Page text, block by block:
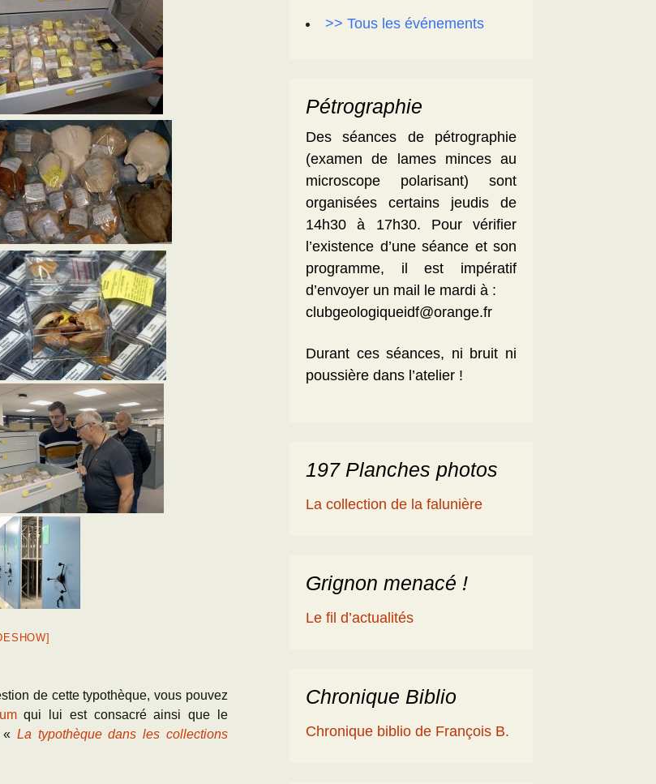
de cette typothèque, vous pouvez
qui lui est consacré ainsi que le
« La typothèque dans les collections
>> Tous les événements
Pétrographie
Des séances de pétrographie
(examen de lames minces au
microscope polarisant) sont
organisées certains jeudis de
14h30 à 17h30. Pour vérifier
l’existence d’une séance et son
programme, il est impératif
d’envoyer un mail le mardi à :
clubgeologiqueidf@orange.fr
Durant ces séances, ni bruit ni
poussière dans l’atelier !
197 Planches photos
La collection de la falunière
Grignon menacé !
Le fil d’actualités
Chronique Biblio
Chronique biblio de François B.